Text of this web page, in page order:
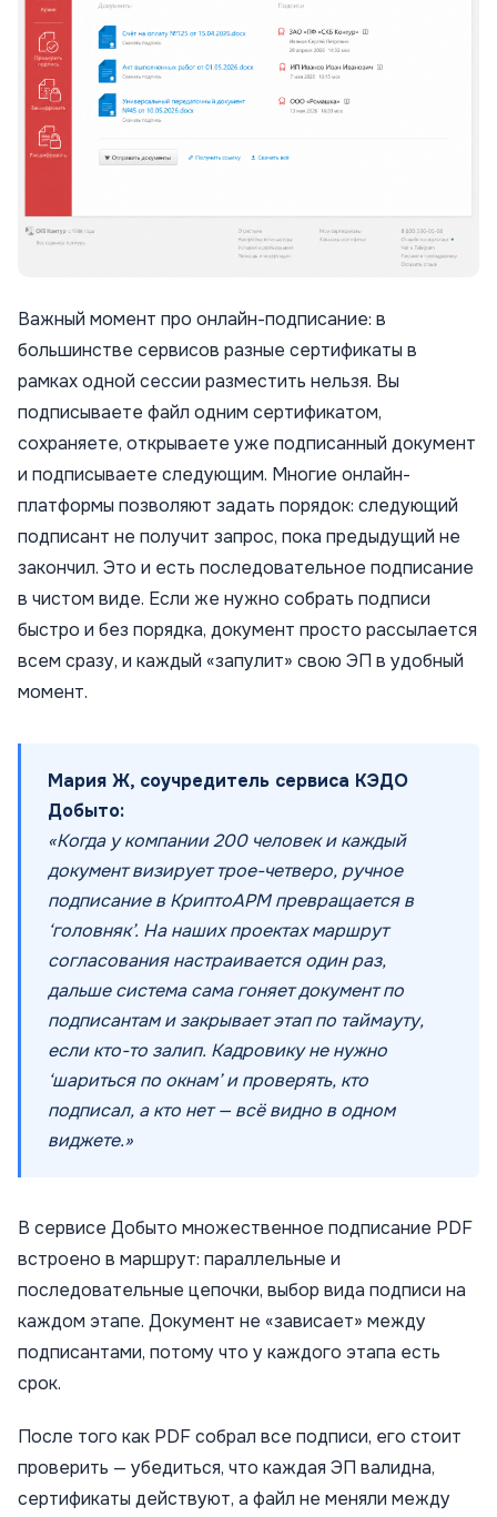
Важный момент про онлайн-подписание: в
большинстве сервисов разные сертификаты в
рамках одной сессии разместить нельзя. Вы
подписываете файл одним сертификатом,
сохраняете, открываете уже подписанный документ
и подписываете следующим. Многие онлайн-
платформы позволяют задать порядок: следующий
подписант не получит запрос, пока предыдущий не
закончил. Это и есть последовательное подписание
в чистом виде. Если же нужно собрать подписи
быстро и без порядка, документ просто рассылается
всем сразу, и каждый «запулит» свою ЭП в удобный
момент.
Мария Ж, соучредитель сервиса КЭДО
Добыто:
«Когда у компании 200 человек и каждый
документ визирует трое-четверо, ручное
подписание в КриптоАРМ превращается в
‘головняк’. На наших проектах маршрут
согласования настраивается один раз,
дальше система сама гоняет документ по
подписантам и закрывает этап по таймауту,
если кто-то залип. Кадровику не нужно
‘шариться по окнам’ и проверять, кто
подписал, а кто нет — всё видно в одном
виджете.»
В сервисе Добыто множественное подписание PDF
встроено в маршрут: параллельные и
последовательные цепочки, выбор вида подписи на
каждом этапе. Документ не «зависает» между
подписантами, потому что у каждого этапа есть
срок.
После того как PDF собрал все подписи, его стоит
проверить — убедиться, что каждая ЭП валидна,
сертификаты действуют, а файл не меняли между